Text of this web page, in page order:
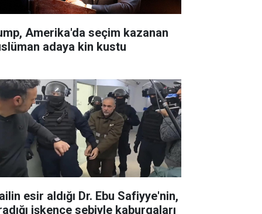
Amerika'da seçim kazanan
adaya kin kustu
esir aldığı Dr. Ebu Safiyye'nin,
işkence sebiyle kaburgaları